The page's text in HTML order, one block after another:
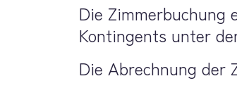
Die Zimmerbuchung
Kontingents unter
Die Abrechnung der